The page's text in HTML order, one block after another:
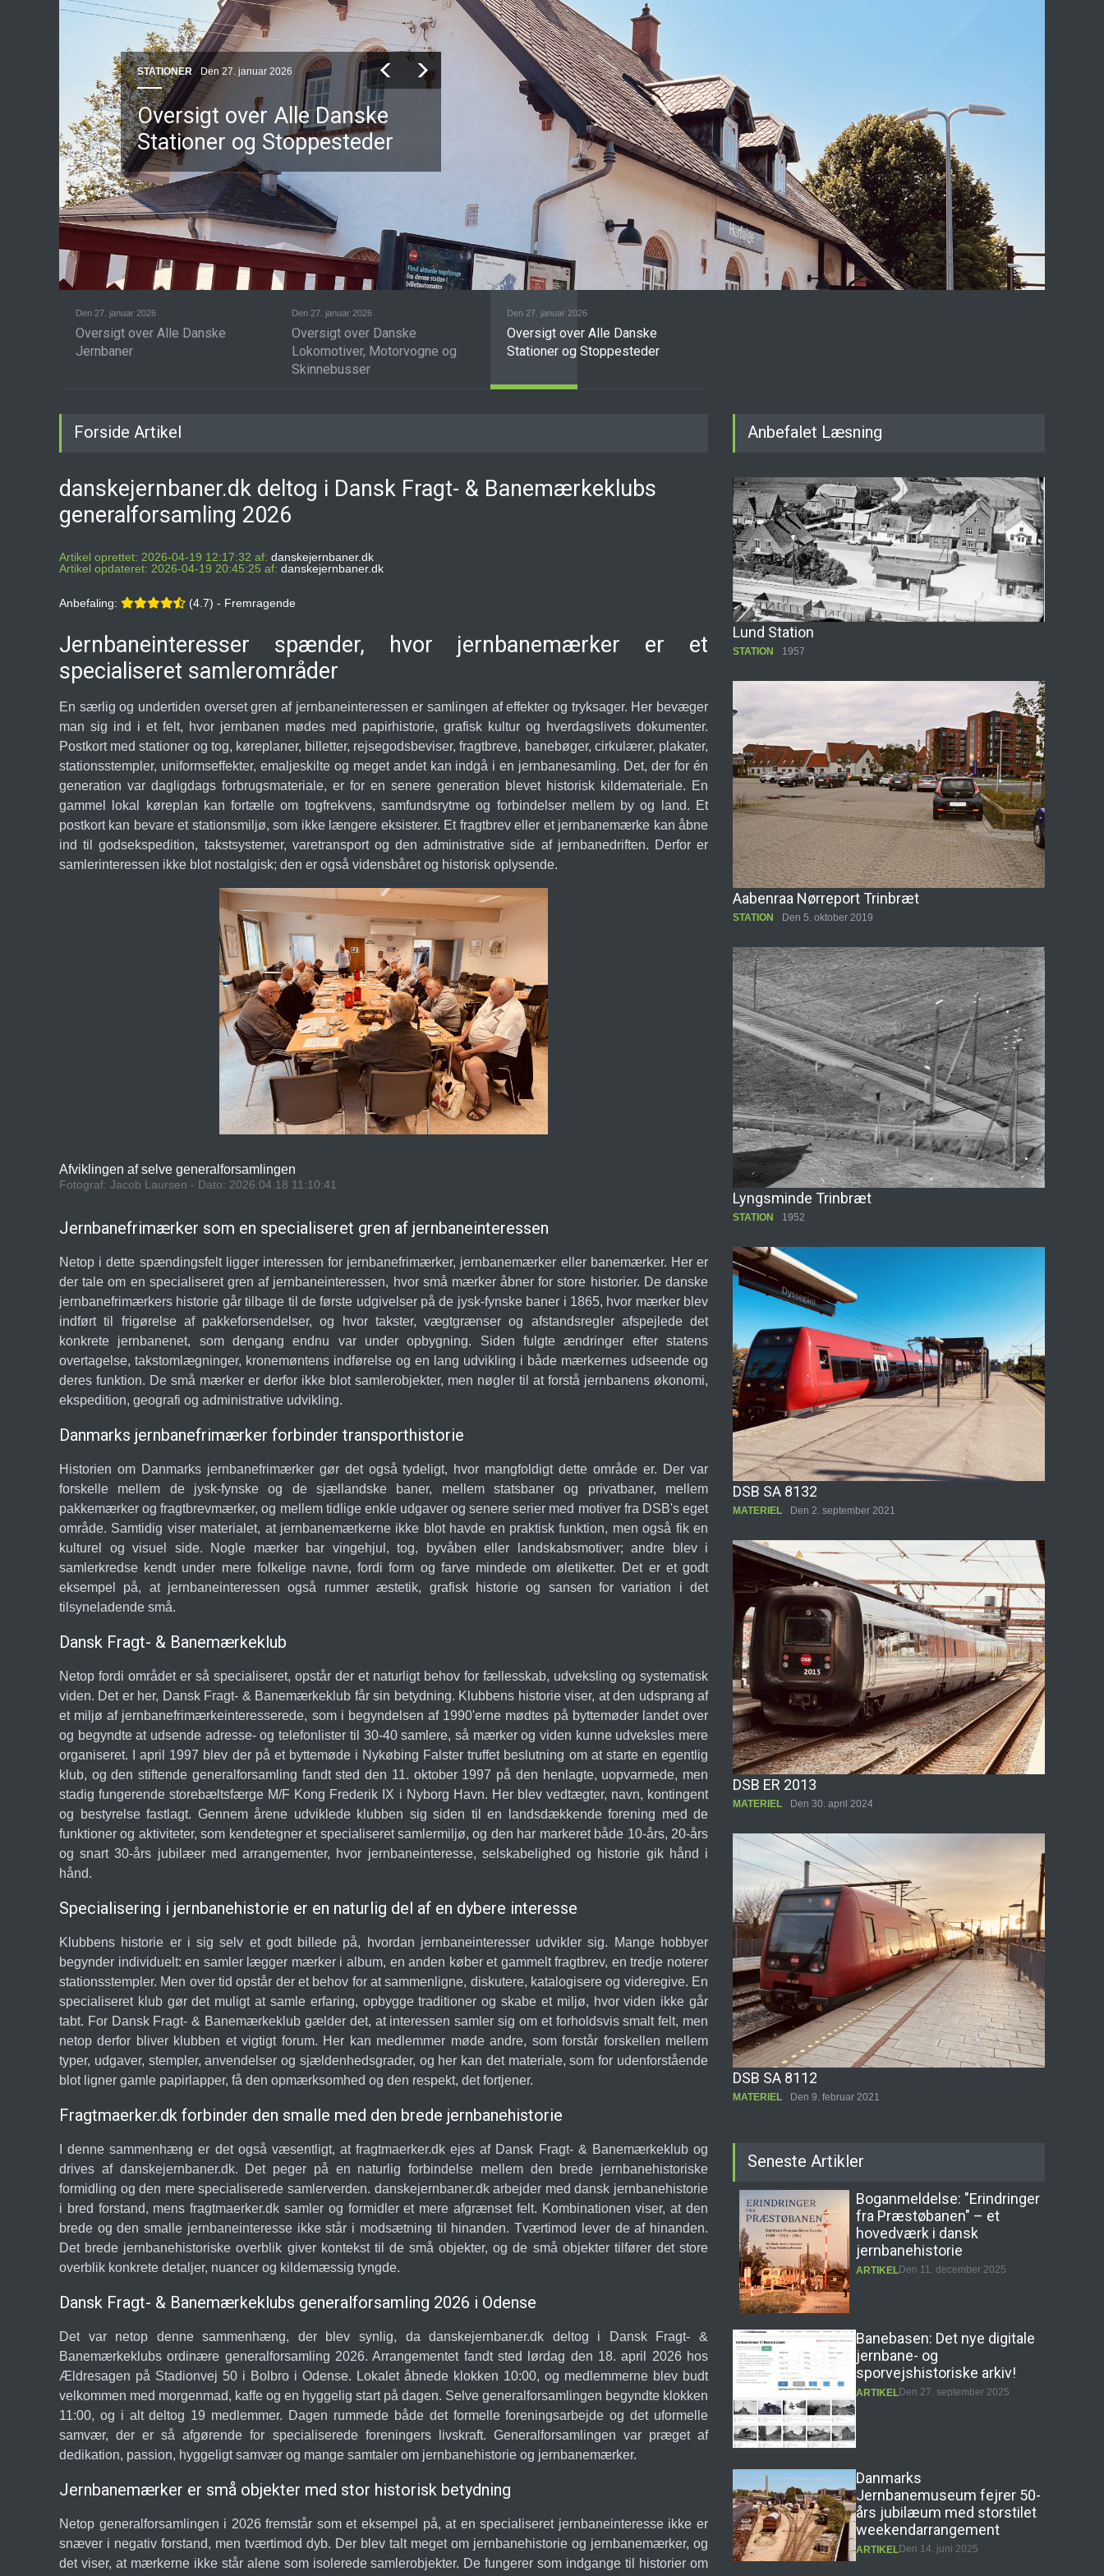
STATIONER Den 27. januar 2026
Oversigt over Alle Danske
Stationer og Stoppesteder
Den 27. januar 2026
Oversigt over Alle Danske
Jernbaner
Den 27. januar 2026
Oversigt over Danske
Lokomotiver, Motorvogne og
Skinnebusser
Den 27. januar 2026
Oversigt over Alle Danske
Stationer og Stoppesteder
Forside Artikel
danskejernbaner.dk deltog i Dansk Fragt- & Banemærkeklubs
generalforsamling 2026
Artikel oprettet: 2026-04-19 12:17:32 af: danskejernbaner.dk
Artikel opdateret: 2026-04-19 20:45:25 af: danskejernbaner.dk
Anbefaling: (4.7) - Fremragende
Jernbaneinteresser spænder, hvor jernbanemærker er et
specialiseret samlerområder
En særlig og undertiden overset gren af jernbaneinteressen er samlingen af effekter og tryksager. Her bevæger
man sig ind i et felt, hvor jernbanen mødes med papirhistorie, grafisk kultur og hverdagslivets dokumenter.
Postkort med stationer og tog, køreplaner, billetter, rejsegodsbeviser, fragtbreve, banebøger, cirkulærer, plakater,
stationsstempler, uniformseffekter, emaljeskilte og meget andet kan indgå i en jernbanesamling. Det, der for én
generation var dagligdags forbrugsmateriale, er for en senere generation blevet historisk kildemateriale. En
gammel lokal køreplan kan fortælle om togfrekvens, samfundsrytme og forbindelser mellem by og land. Et
postkort kan bevare et stationsmiljø, som ikke længere eksisterer. Et fragtbrev eller et jernbanemærke kan åbne
ind til godsekspedition, takstsystemer, varetransport og den administrative side af jernbanedriften. Derfor er
samlerinteressen ikke blot nostalgisk; den er også vidensbåret og historisk oplysende.
Afviklingen af selve generalforsamlingen
Fotograf: Jacob Laursen - Dato: 2026.04.18 11:10:41
Jernbanefrimærker som en specialiseret gren af jernbaneinteressen
Netop i dette spændingsfelt ligger interessen for jernbanefrimærker, jernbanemærker eller banemærker. Her er
der tale om en specialiseret gren af jernbaneinteressen, hvor små mærker åbner for store historier. De danske
jernbanefrimærkers historie går tilbage til de første udgivelser på de jysk-fynske baner i 1865, hvor mærker blev
indført til frigørelse af pakkeforsendelser, og hvor takster, vægtgrænser og afstandsregler afspejlede det
konkrete jernbanenet, som dengang endnu var under opbygning. Siden fulgte ændringer efter statens
overtagelse, takstomlægninger, kronemøntens indførelse og en lang udvikling i både mærkernes udseende og
deres funktion. De små mærker er derfor ikke blot samlerobjekter, men nøgler til at forstå jernbanens økonomi,
ekspedition, geografi og administrative udvikling.
Danmarks jernbanefrimærker forbinder transporthistorie
Historien om Danmarks jernbanefrimærker gør det også tydeligt, hvor mangfoldigt dette område er. Der var
forskelle mellem de jysk-fynske og de sjællandske baner, mellem statsbaner og privatbaner, mellem
pakkemærker og fragtbrevmærker, og mellem tidlige enkle udgaver og senere serier med motiver fra DSB's eget
område. Samtidig viser materialet, at jernbanemærkerne ikke blot havde en praktisk funktion, men også fik en
kulturel og visuel side. Nogle mærker bar vingehjul, tog, byvåben eller landskabsmotiver; andre blev i
samlerkredse kendt under mere folkelige navne, fordi form og farve mindede om øletiketter. Det er et godt
eksempel på, at jernbaneinteressen også rummer æstetik, grafisk historie og sansen for variation i det
tilsyneladende små.
Dansk Fragt- & Banemærkeklub
Netop fordi området er så specialiseret, opstår der et naturligt behov for fællesskab, udveksling og systematisk
viden. Det er her, Dansk Fragt- & Banemærkeklub får sin betydning. Klubbens historie viser, at den udsprang af
et miljø af jernbanefrimærkeinteresserede, som i begyndelsen af 1990'erne mødtes på byttemøder landet over
og begyndte at udsende adresse- og telefonlister til 30-40 samlere, så mærker og viden kunne udveksles mere
organiseret. I april 1997 blev der på et byttemøde i Nykøbing Falster truffet beslutning om at starte en egentlig
klub, og den stiftende generalforsamling fandt sted den 11. oktober 1997 på den henlagte, uopvarmede, men
stadig fungerende storebæltsfærge M/F Kong Frederik IX i Nyborg Havn. Her blev vedtægter, navn, kontingent
og bestyrelse fastlagt. Gennem årene udviklede klubben sig siden til en landsdækkende forening med de
funktioner og aktiviteter, som kendetegner et specialiseret samlermiljø, og den har markeret både 10-års, 20-års
og snart 30-års jubilæer med arrangementer, hvor jernbaneinteresse, selskabelighed og historie gik hånd i
hånd.
Specialisering i jernbanehistorie er en naturlig del af en dybere interesse
Klubbens historie er i sig selv et godt billede på, hvordan jernbaneinteresser udvikler sig. Mange hobbyer
begynder individuelt: en samler lægger mærker i album, en anden køber et gammelt fragtbrev, en tredje noterer
stationsstempler. Men over tid opstår der et behov for at sammenligne, diskutere, katalogisere og videregive. En
specialiseret klub gør det muligt at samle erfaring, opbygge traditioner og skabe et miljø, hvor viden ikke går
tabt. For Dansk Fragt- & Banemærkeklub gælder det, at interessen samler sig om et forholdsvis smalt felt, men
netop derfor bliver klubben et vigtigt forum. Her kan medlemmer møde andre, som forstår forskellen mellem
typer, udgaver, stempler, anvendelser og sjældenhedsgrader, og her kan det materiale, som for udenforstående
blot ligner gamle papirlapper, få den opmærksomhed og den respekt, det fortjener.
Fragtmaerker.dk forbinder den smalle med den brede jernbanehistorie
I denne sammenhæng er det også væsentligt, at fragtmaerker.dk ejes af Dansk Fragt- & Banemærkeklub og
drives af danskejernbaner.dk. Det peger på en naturlig forbindelse mellem den brede jernbanehistoriske
formidling og den mere specialiserede samlerverden. danskejernbaner.dk arbejder med dansk jernbanehistorie
i bred forstand, mens fragtmaerker.dk samler og formidler et mere afgrænset felt. Kombinationen viser, at den
brede og den smalle jernbaneinteresse ikke står i modsætning til hinanden. Tværtimod lever de af hinanden.
Det brede jernbanehistoriske overblik giver kontekst til de små objekter, og de små objekter tilfører det store
overblik konkrete detaljer, nuancer og kildemæssig tyngde.
Dansk Fragt- & Banemærkeklubs generalforsamling 2026 i Odense
Det var netop denne sammenhæng, der blev synlig, da danskejernbaner.dk deltog i Dansk Fragt- &
Banemærkeklubs ordinære generalforsamling 2026. Arrangementet fandt sted lørdag den 18. april 2026 hos
Ældresagen på Stadionvej 50 i Bolbro i Odense. Lokalet åbnede klokken 10:00, og medlemmerne blev budt
velkommen med morgenmad, kaffe og en hyggelig start på dagen. Selve generalforsamlingen begyndte klokken
11:00, og i alt deltog 19 medlemmer. Dagen rummede både det formelle foreningsarbejde og det uformelle
samvær, der er så afgørende for specialiserede foreningers livskraft. Generalforsamlingen var præget af
dedikation, passion, hyggeligt samvær og mange samtaler om jernbanehistorie og jernbanemærker.
Jernbanemærker er små objekter med stor historisk betydning
Netop generalforsamlingen i 2026 fremstår som et eksempel på, at en specialiseret jernbaneinteresse ikke er
snæver i negativ forstand, men tværtimod dyb. Der blev talt meget om jernbanehistorie og jernbanemærker, og
det viser, at mærkerne ikke står alene som isolerede samlerobjekter. De fungerer som indgange til historier om
Anbefalet Læsning
Lund Station
STATION 1957
Aabenraa Nørreport Trinbræt
STATION Den 5. oktober 2019
Lyngsminde Trinbræt
STATION 1952
DSB SA 8132
MATERIEL Den 2. september 2021
DSB ER 2013
MATERIEL Den 30. april 2024
DSB SA 8112
MATERIEL Den 9. februar 2021
Seneste Artikler
Banebasen: Det nye digitale
jernbane- og
sporvejshistoriske arkiv!
ARTIKELDen 27. september 2025
Danmarks
Jernbanemuseum fejrer 50-
års jubilæum med storstilet
weekendarrangement
Erling Nederland –
Infografiens Mester
ARTIKELDen 8. maj 2025